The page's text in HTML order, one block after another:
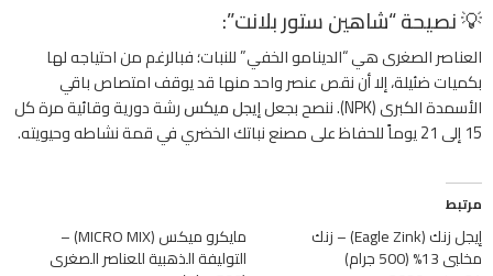
💡 نصيحة “شاهين ستور بلانت”:
العناصر الصغرى هي “الدينامو الخفي” للنبات؛ فبالرغم من احتياجه لها
بكميات ضئيلة، إلا أن نقص عنصر واحد منها قد يوقف امتصاص باقي
الأسمدة الكبرى (NPK). ننصح بجعل
إيجل ميكسرشة دورية وقائية مرة كل
15 إلى 21 يوماً للحفاظ على مصنع نباتك الخضري في قمة نشاطه وحيويته.
مرتبط
إيجل زنك (Eagle Zink) – زنك
مخلبي 13% (500 جرام)
مايكرو ميكس (MICRO MIX) –
التوليفة الذهبية للعناصر الصغرى